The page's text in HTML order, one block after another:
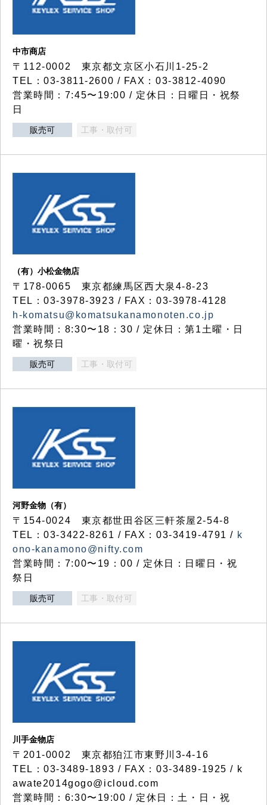
中市商店
〒112-0002 東京都文京区小石川1-25-2
TEL：03-3811-2600 / FAX：03-3812-4090
営業時間：7:45〜19:00 / 定休日：日曜日・祝祭
日
販売可 工事・取付可
（有）小松金物店
〒178-0065 東京都練馬区西大泉4-8-23
TEL：03-3978-3923 / FAX：03-3978-4128
h-komatsu@komatsukanamonoten.co.jp
営業時間：8:30〜18：30 / 定休日：第1土曜・日
曜・祝祭日
販売可 工事・取付可
河野金物（有）
〒154-0024 東京都世田谷区三軒茶屋2-54-8
TEL：03-3422-8261 / FAX：03-3419-4791 / k
ono-kanamono@nifty.com
営業時間：7:00〜19：00 / 定休日：日曜日・祝
祭日
販売可 工事・取付可
川手金物店
〒201-0002 東京都狛江市東野川3-4-16
TEL：03-3489-1893 / FAX：03-3489-1925 / k
awate2014gogo@icloud.com
営業時間：6:30〜19:00 / 定休日：土・日・祝